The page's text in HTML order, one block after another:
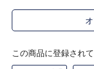
この商品に登録され